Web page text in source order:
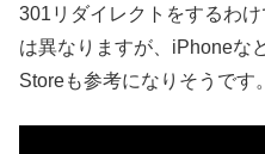
301リダイレクトをするわ
は異なりますが、iPhoneな
Storeも参考になりそうです。